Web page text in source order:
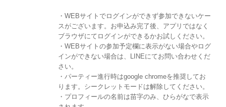
・WEBサイトでログインができず参加できないケー
スがございます。お申込み完了後、アプリではなく
ブラウザにてログインができるかお試しください。
・WEBサイトの参加予定欄に表示がない場合やログ
インができない場合は、LINEにてお問い合わせくだ
さい。
・パーティー進行時はgoogle chromeを推奨してお
ります。シークレットモードは解除してください。
・プロフィールの名前は苗字のみ、ひらがなで表示